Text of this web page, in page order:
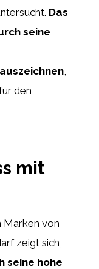
Das
seine
den
mit
Marken von
zeigt sich,
seine hohe